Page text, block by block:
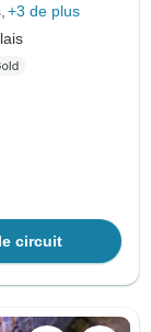
+3 de plus
circuit